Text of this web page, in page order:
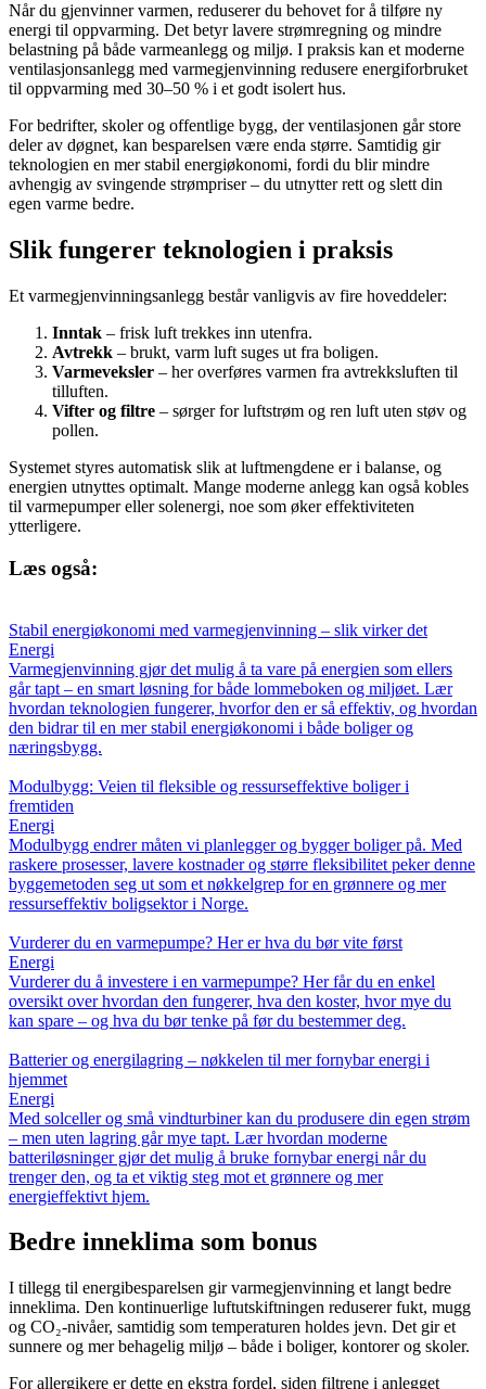
Når du gjenvinner varmen, reduserer du behovet for å tilføre ny
energi til oppvarming. Det betyr lavere strømregning og mindre
belastning på både varmeanlegg og miljø. I praksis kan et moderne
ventilasjonsanlegg med varmegjenvinning redusere energiforbruket
til oppvarming med 30–50 % i et godt isolert hus.
For bedrifter, skoler og offentlige bygg, der ventilasjonen går store
deler av døgnet, kan besparelsen være enda større. Samtidig gir
teknologien en mer stabil energiøkonomi, fordi du blir mindre
avhengig av svingende strømpriser – du utnytter rett og slett din
egen varme bedre.
Slik fungerer teknologien i praksis
Et varmegjenvinningsanlegg består vanligvis av fire hoveddeler:
Inntak – frisk luft trekkes inn utenfra.
Avtrekk – brukt, varm luft suges ut fra boligen.
Varmeveksler – her overføres varmen fra avtrekksluften til
tilluften.
Vifter og filtre – sørger for luftstrøm og ren luft uten støv og
pollen.
Systemet styres automatisk slik at luftmengdene er i balanse, og
energien utnyttes optimalt. Mange moderne anlegg kan også kobles
til varmepumper eller solenergi, noe som øker effektiviteten
ytterligere.
Læs også:
Stabil energiøkonomi med varmegjenvinning – slik virker det
Energi
Varmegjenvinning gjør det mulig å ta vare på energien som ellers
går tapt – en smart løsning for både lommeboken og miljøet. Lær
hvordan teknologien fungerer, hvorfor den er så effektiv, og hvordan
den bidrar til en mer stabil energiøkonomi i både boliger og
næringsbygg.
Modulbygg: Veien til fleksible og ressurseffektive boliger i
fremtiden
Energi
Modulbygg endrer måten vi planlegger og bygger boliger på. Med
raskere prosesser, lavere kostnader og større fleksibilitet peker denne
byggemetoden seg ut som et nøkkelgrep for en grønnere og mer
ressurseffektiv boligsektor i Norge.
Vurderer du en varmepumpe? Her er hva du bør vite først
Energi
Vurderer du å investere i en varmepumpe? Her får du en enkel
oversikt over hvordan den fungerer, hva den koster, hvor mye du
kan spare – og hva du bør tenke på før du bestemmer deg.
Batterier og energilagring – nøkkelen til mer fornybar energi i
hjemmet
Energi
Med solceller og små vindturbiner kan du produsere din egen strøm
– men uten lagring går mye tapt. Lær hvordan moderne
batteriløsninger gjør det mulig å bruke fornybar energi når du
trenger den, og ta et viktig steg mot et grønnere og mer
energieffektivt hjem.
Bedre inneklima som bonus
I tillegg til energibesparelsen gir varmegjenvinning et langt bedre
inneklima. Den kontinuerlige luftutskiftningen reduserer fukt, mugg
og CO₂-nivåer, samtidig som temperaturen holdes jevn. Det gir et
sunnere og mer behagelig miljø – både i boliger, kontorer og skoler.
For allergikere er dette en ekstra fordel, siden filtrene i anlegget